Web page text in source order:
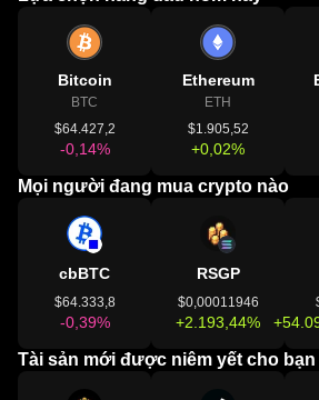
Bitcoin
BTC
$64.427,2
-0,14%
Ethereum
ETH
$1.905,52
+0,02%
Mọi người đang mua crypto nào
cbBTC
$64.333,8
-0,39%
RSGP
$0,00011946
+2.193,44%
Tài sản mới được niêm yết cho bạn